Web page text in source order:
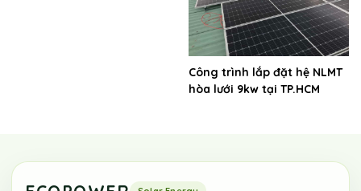
Công trình lắp đặt hệ NLMT
hòa lưới 9kw tại TP.HCM